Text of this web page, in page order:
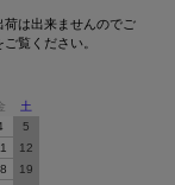
荷は出来ませんのでご
ご覧ください。
土
5
12
19